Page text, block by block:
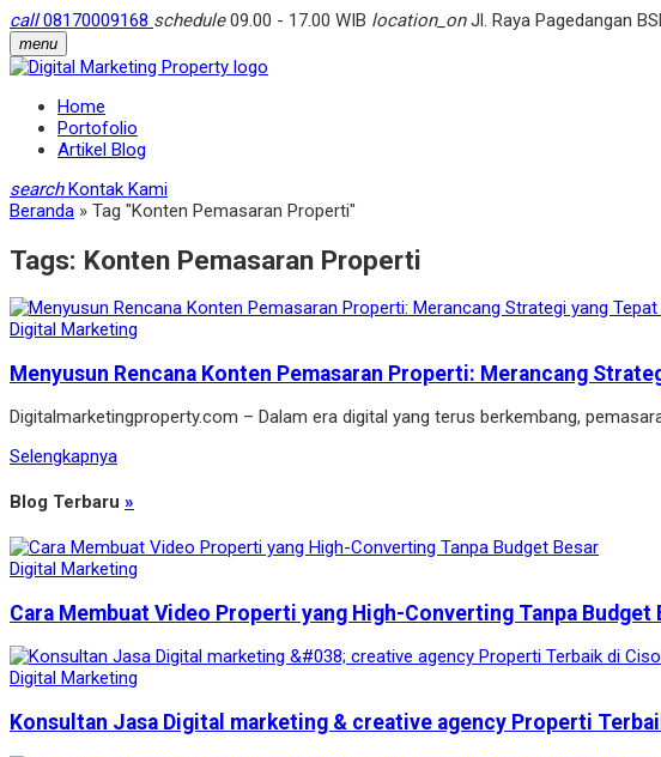
call08170009168 schedule09.00 - 17.00 WIB location_onJl. Raya Pagedangan
menu
Home
Portofolio
Artikel Blog
search Kontak Kami
Beranda » Tag "Konten Pemasaran Properti"
Tags: Konten Pemasaran Properti
Digital Marketing
Menyusun Rencana Konten Pemasaran Properti: Merancang
Digitalmarketingproperty.com – Dalam era digital yang terus berkembang,
Selengkapnya
Blog Terbaru »
Digital Marketing
Cara Membuat Video Properti yang High-Converting Tanpa Budget
Digital Marketing
Konsultan Jasa Digital marketing & creative agency Properti